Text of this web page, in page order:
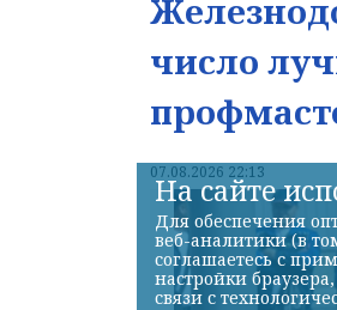
число
07.08.2026 22:13
На сайте
Для обеспечения
веб-аналитики (в
соглашаетесь с
настройки
связи с